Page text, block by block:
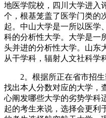
地医学院校，四川大学进入
个，根基笼盖了医学门类的
起。中山大学是一所以医学
科的分析性大学。大学是一
头并进的分析性大学。山东
从干学科，辐射人文社科学
2。根据所正在省市招生
找出本人分数对应的大学，
心阐发哪些大学的劣势学科
起的考生来说，选择会更利